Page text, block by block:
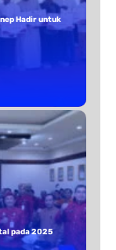
Hadir untuk
pada 2025